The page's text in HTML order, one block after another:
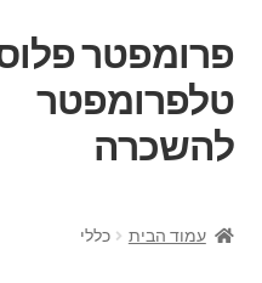
דלג
לניווט
לדלג
לתוכן
פרומפטר
טלפרומפטר
להשכרה
עמוד הבית כללי